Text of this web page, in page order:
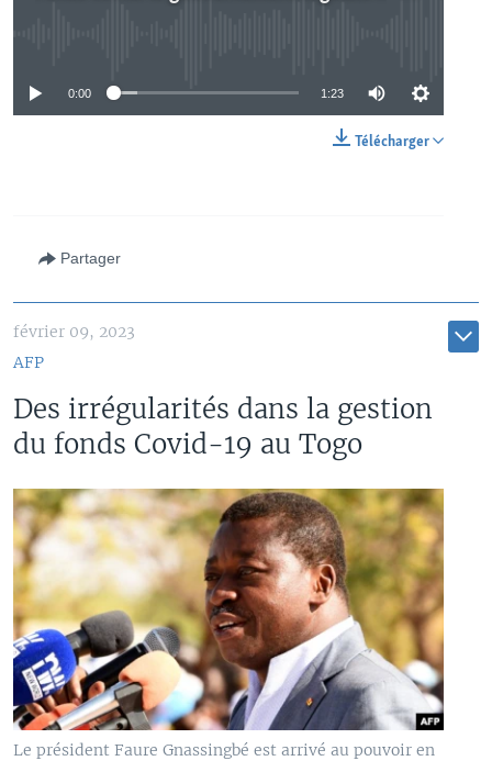
0:00 1:23
Télécharger
Partager
février 09, 2023
AFP
Des irrégularités dans la gestion
du fonds Covid-19 au Togo
Le président Faure Gnassingbé est arrivé au pouvoir en